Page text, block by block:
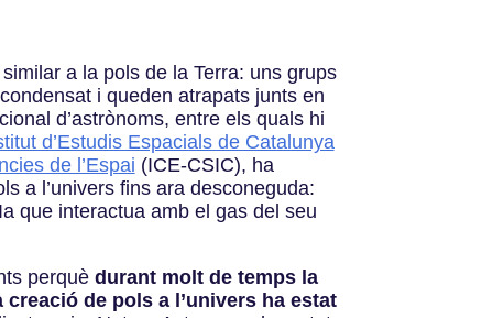
a la pols de la Terra: uns grups
i queden atrapats junts en
d’astrònoms, entre els quals hi
d’Estudis Espacials de Catalunya
de l’Espai (ICE-CSIC), ha
a l’univers fins ara desconeguda:
que interactua amb el gas del seu
perquèdurant molt de temps la
creació de pols a l’univers ha estat